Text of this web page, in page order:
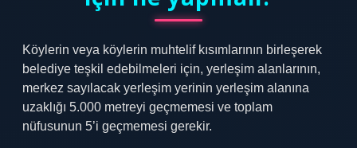
Köylerin veya köylerin muhtelif kısımlarının birleşerek
belediye teşkil edebilmeleri için, yerleşim alanlarının,
merkez sayılacak yerleşim yerinin yerleşim alanına
uzaklığı 5.000 metreyi geçmemesi ve toplam
nüfusunun 5’i geçmemesi gerekir.